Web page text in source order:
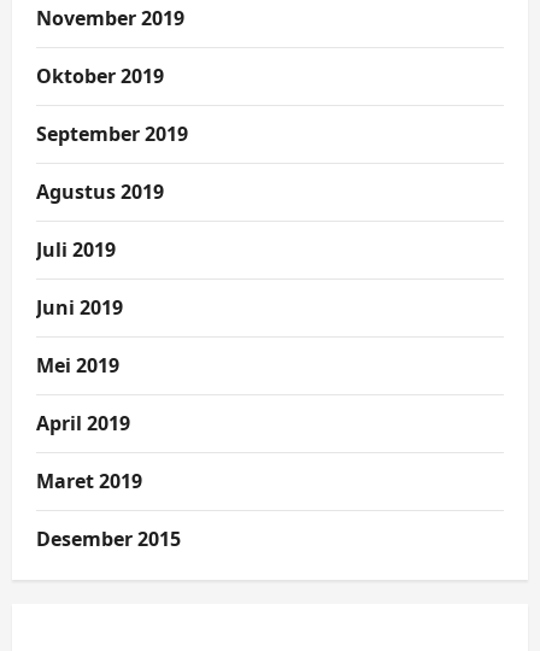
November 2019
Oktober 2019
September 2019
Agustus 2019
Juli 2019
Juni 2019
Mei 2019
April 2019
Maret 2019
Desember 2015